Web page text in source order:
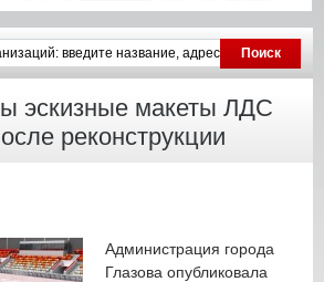
эскизные макеты ЛДС
реконструкции
Администрация города
Глазова опубликовала